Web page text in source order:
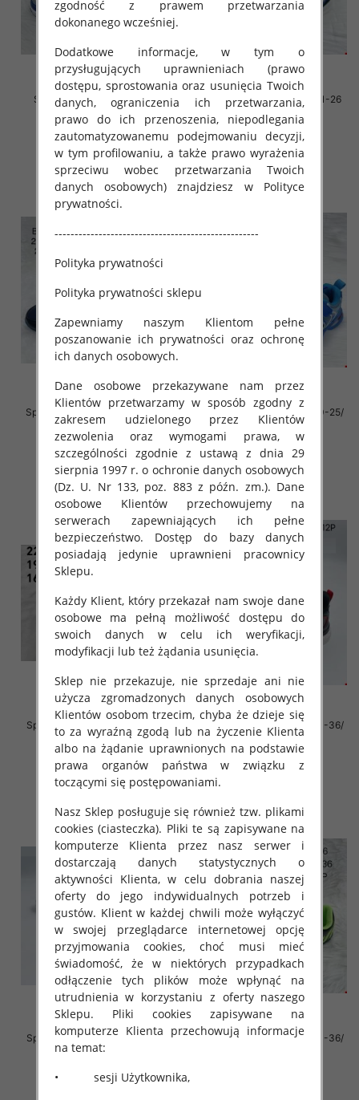
Sportowe Chłopięca Roz 26-
31/18 par
34.00 zł
szczegóły
Sportowe Chłopięca Roz 21-26
/16 par
34.00 zł
szczegóły
Sportowe Chłopięca Roz 21-26 /
24 par
32.00 zł
szczegóły
Sportowe Chłopięca Roz 20-25/
24 par
32.00 zł
szczegóły
Sportowe Chłopięca Roz 19-24/
16 par
28.00 zł
szczegóły
Sportowe Chłopięca Roz 31-36/
12 par
38.00 zł
Sportowe Chłopięca Roz 31-36/
12 par
38.00 zł
Sportowe Chłopięca Roz 31-36/
zgodność z prawem przetwarzania
dokonanego wcześniej.
Dodatkowe informacje, w tym o
przysługujących uprawnieniach (prawo
dostępu, sprostowania oraz usunięcia Twoich
danych, ograniczenia ich przetwarzania,
prawo do ich przenoszenia, niepodlegania
zautomatyzowanemu podejmowaniu decyzji,
w tym profilowaniu, a także prawo wyrażenia
sprzeciwu wobec przetwarzania Twoich
danych osobowych) znajdziesz w Polityce
prywatności.
---------------------------------------------------
Polityka prywatności
Polityka prywatności sklepu
Zapewniamy naszym Klientom pełne
poszanowanie ich prywatności oraz ochronę
ich danych osobowych.
Dane osobowe przekazywane nam przez
Klientów przetwarzamy w sposób zgodny z
zakresem udzielonego przez Klientów
zezwolenia oraz wymogami prawa, w
szczególności zgodnie z ustawą z dnia 29
sierpnia 1997 r. o ochronie danych osobowych
(Dz. U. Nr 133, poz. 883 z późn. zm.). Dane
osobowe Klientów przechowujemy na
serwerach zapewniających ich pełne
bezpieczeństwo. Dostęp do bazy danych
posiadają jedynie uprawnieni pracownicy
Sklepu.
Każdy Klient, który przekazał nam swoje dane
osobowe ma pełną możliwość dostępu do
swoich danych w celu ich weryfikacji,
modyfikacji lub też żądania usunięcia.
Sklep nie przekazuje, nie sprzedaje ani nie
użycza zgromadzonych danych osobowych
Klientów osobom trzecim, chyba że dzieje się
to za wyraźną zgodą lub na życzenie Klienta
albo na żądanie uprawnionych na podstawie
prawa organów państwa w związku z
toczącymi się postępowaniami.
Nasz Sklep posługuje się również tzw. plikami
cookies (ciasteczka). Pliki te są zapisywane na
komputerze Klienta przez nasz serwer i
dostarczają danych statystycznych o
aktywności Klienta, w celu dobrania naszej
oferty do jego indywidualnych potrzeb i
gustów. Klient w każdej chwili może wyłączyć
w swojej przeglądarce internetowej opcję
przyjmowania cookies, choć musi mieć
świadomość, że w niektórych przypadkach
odłączenie tych plików może wpłynąć na
utrudnienia w korzystaniu z oferty naszego
Sklepu. Pliki cookies zapisywane na
komputerze Klienta przechowują informacje
na temat:
• sesji Użytkownika,